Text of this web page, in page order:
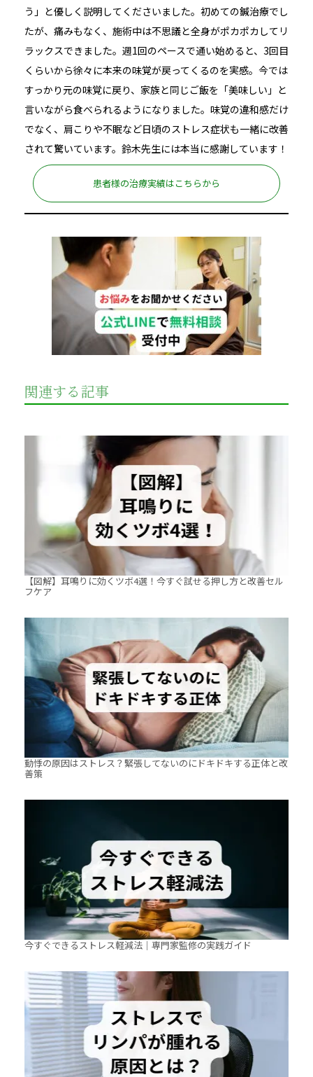
う」と優しく説明してくださいました。初めての鍼治療でし
たが、痛みもなく、施術中は不思議と全身がポカポカしてリ
ラックスできました。週1回のペースで通い始めると、3回目
くらいから徐々に本来の味覚が戻ってくるのを実感。今では
すっかり元の味覚に戻り、家族と同じご飯を「美味しい」と
言いながら食べられるようになりました。味覚の違和感だけ
でなく、肩こりや不眠など日頃のストレス症状も一緒に改善
されて驚いています。鈴木先生には本当に感謝しています！
患者様の治療実績はこちらから
関連する記事
【図解】耳鳴りに効くツボ4選！今すぐ試せる押し方と改善セル
フケア
動悸の原因はストレス？緊張してないのにドキドキする正体と改
善策
今すぐできるストレス軽減法｜専門家監修の実践ガイド